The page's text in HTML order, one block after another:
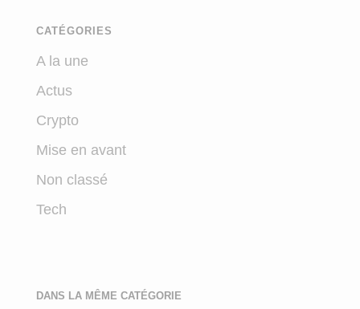
CATÉGORIES
A la une
Actus
Crypto
Mise en avant
Non classé
Tech
DANS LA MÊME CATÉGORIE